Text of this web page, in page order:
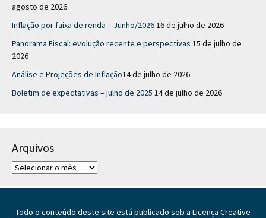
agosto de 2026
Inflação por faixa de renda – Junho/202616 de julho de 2026
Panorama Fiscal: evolução recente e perspectivas 15 de julho de
2026
Análise e Projeções de Inflação​14 de julho de 2026
Boletim de expectativas – julho de 2025 14 de julho de 2026
Arquivos
A
q
Todo o conteúdo deste site está publicado sob a Licença Creative